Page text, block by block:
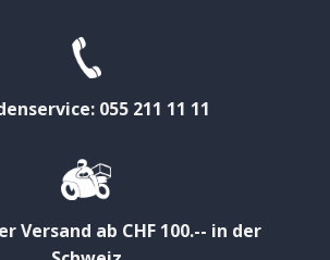
055 211 11 11
Versand ab CHF 100.-- in der